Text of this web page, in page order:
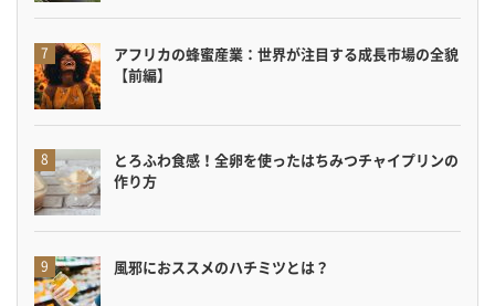
アフリカの蜂蜜産業：世界が注目する成長市場の全貌
【前編】
とろふわ食感！全卵を使ったはちみつチャイプリンの
作り方
風邪におススメのハチミツとは？